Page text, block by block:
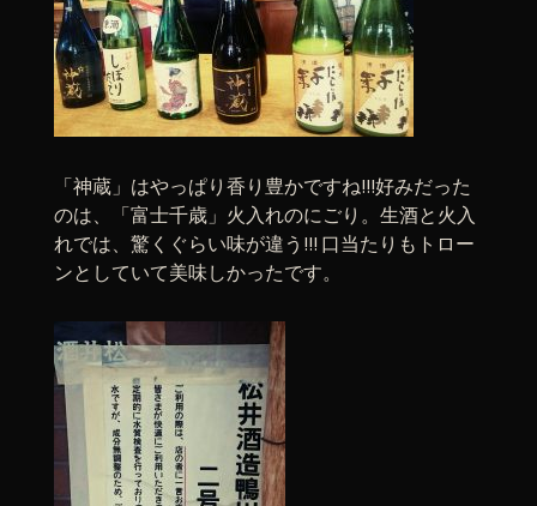
「神蔵」はやっぱり香り豊かですね!!!好みだった
のは、「富士千歳」火入れのにごり。生酒と火入
れでは、驚くぐらい味が違う!!! 口当たりもトロー
ンとしていて美味しかったです。